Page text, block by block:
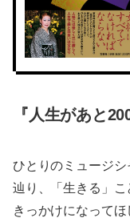
『人生があと
ひとりのミュージ
辿り、「生きる」
きっかけになってほ